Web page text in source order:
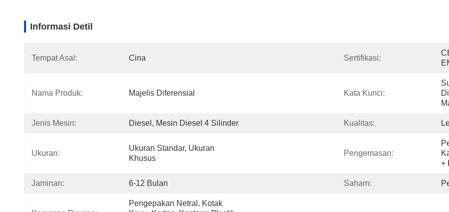
Informasi Detil
Tempat Asal: Cina Sertifikasi:
Nama Produk: Majelis Diferensial Kata Kunci:
Jenis Mesin: Diesel, Mesin Diesel 4 Silinder Kualitas:
Ukuran:
Ukuran Standar, Ukuran
Khusus
Pengemasan:
+
Jaminan: 6-12 Bulan Saham:
Pengepakan Netral, Kotak